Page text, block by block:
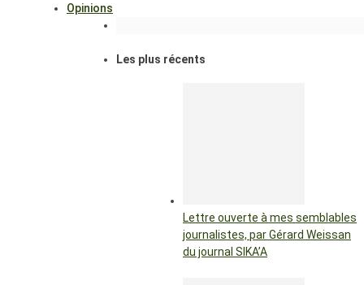
Opinions
Les plus récents
Lettre ouverte à mes semblables
journalistes, par Gérard Weissan
du journal SIKA’A